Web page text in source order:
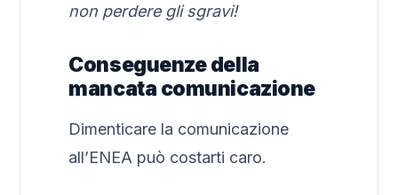
non perdere gli sgravi!
Conseguenze della
mancata comunicazione
Dimenticare la comunicazione
all’ENEA può costarti caro.